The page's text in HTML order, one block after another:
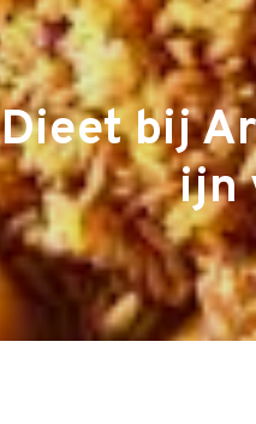
Dieet bij
ijn